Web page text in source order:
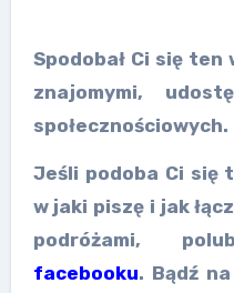
Spodobał Ci się ten
znajomymi,
społecznościowych.
Jeśli podoba Ci się
w jaki piszę i jak
podróżami,
facebooku. Bądź